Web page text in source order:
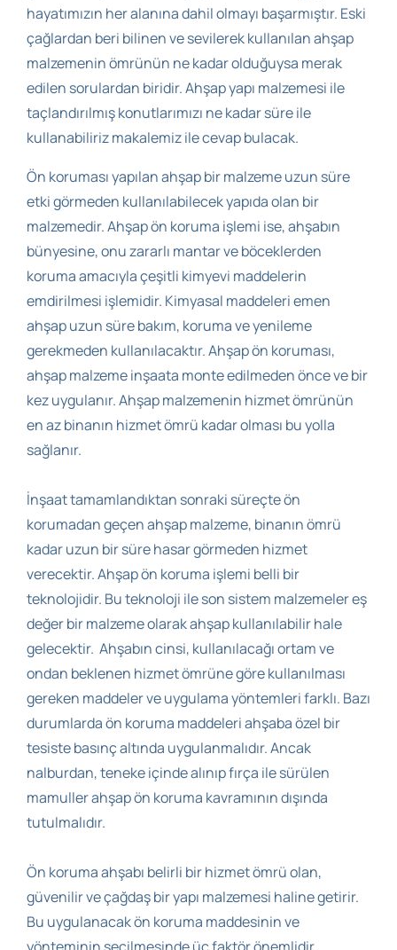
hayatımızın her alanına dahil olmayı başarmıştır. Eski
çağlardan beri bilinen ve sevilerek kullanılan ahşap
malzemenin ömrünün ne kadar olduğuysa merak
edilen sorulardan biridir. Ahşap yapı malzemesi ile
taçlandırılmış konutlarımızı ne kadar süre ile
kullanabiliriz makalemiz ile cevap bulacak.
Ön koruması yapılan ahşap bir malzeme uzun süre
etki görmeden kullanılabilecek yapıda olan bir
malzemedir. Ahşap ön koruma işlemi ise, ahşabın
bünyesine, onu zararlı mantar ve böceklerden
koruma amacıyla çeşitli kimyevi maddelerin
emdirilmesi işlemidir. Kimyasal maddeleri emen
ahşap uzun süre bakım, koruma ve yenileme
gerekmeden kullanılacaktır. Ahşap ön koruması,
ahşap malzeme inşaata monte edilmeden önce ve bir
kez uygulanır. Ahşap malzemenin hizmet ömrünün
en az binanın hizmet ömrü kadar olması bu yolla
sağlanır.
İnşaat tamamlandıktan sonraki süreçte ön
korumadan geçen ahşap malzeme, binanın ömrü
kadar uzun bir süre hasar görmeden hizmet
verecektir. Ahşap ön koruma işlemi belli bir
teknolojidir. Bu teknoloji ile son sistem malzemeler eş
değer bir malzeme olarak ahşap kullanılabilir hale
gelecektir. Ahşabın cinsi, kullanılacağı ortam ve
ondan beklenen hizmet ömrüne göre kullanılması
gereken maddeler ve uygulama yöntemleri farklı. Bazı
durumlarda ön koruma maddeleri ahşaba özel bir
tesiste basınç altında uygulanmalıdır. Ancak
nalburdan, teneke içinde alınıp fırça ile sürülen
mamuller ahşap ön koruma kavramının dışında
tutulmalıdır.
Ön koruma ahşabı belirli bir hizmet ömrü olan,
güvenilir ve çağdaş bir yapı malzemesi haline getirir.
Bu uygulanacak ön koruma maddesinin ve